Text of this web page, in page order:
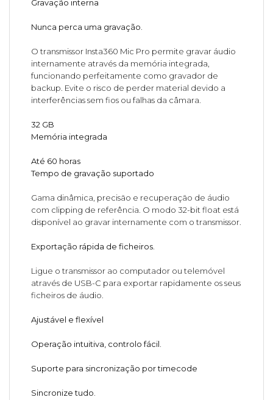
Gravação interna
Nunca perca uma gravação.
O transmissor Insta360 Mic Pro permite gravar áudio
internamente através da memória integrada,
funcionando perfeitamente como gravador de
backup. Evite o risco de perder material devido a
interferências sem fios ou falhas da câmara.
32 GB
Memória integrada
Até 60 horas
Tempo de gravação suportado
Gama dinâmica, precisão e recuperação de áudio
com clipping de referência. O modo 32-bit float está
disponível ao gravar internamente com o transmissor.
Exportação rápida de ficheiros.
Ligue o transmissor ao computador ou telemóvel
através de USB-C para exportar rapidamente os seus
ficheiros de áudio.
Ajustável e flexível
Operação intuitiva, controlo fácil.
Suporte para sincronização por timecode
Sincronize tudo.